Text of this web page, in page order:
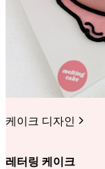
케이크 디자인
레터링 케이크